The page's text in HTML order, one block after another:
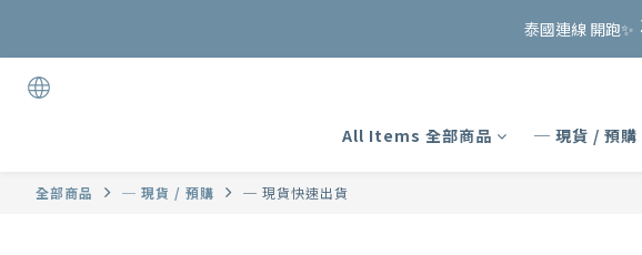
泰國連線 開跑✨
泰國連線 開跑✨
加入會員可獲得NT$15入
泰國連線 開跑✨
All Items 全部商品 ─ 現貨 / 預購
全部商品 ─ 現貨 / 預購 ─ 現貨快速出貨